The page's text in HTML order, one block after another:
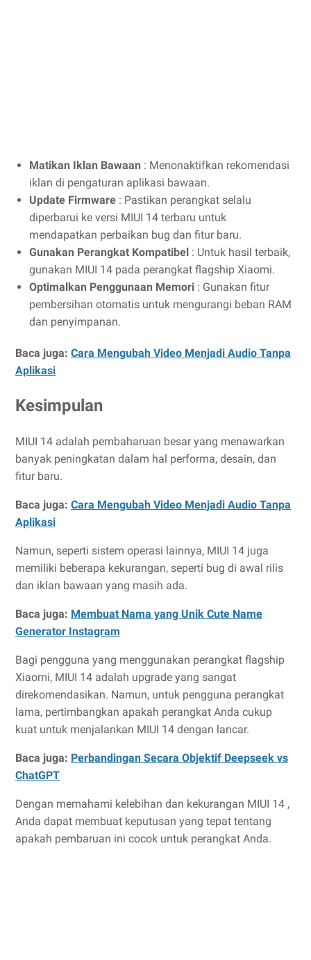
Matikan Iklan Bawaan : Menonaktifkan rekomendasi
iklan di pengaturan aplikasi bawaan.
Update Firmware : Pastikan perangkat selalu
diperbarui ke versi MIUI 14 terbaru untuk
mendapatkan perbaikan bug dan fitur baru.
Gunakan Perangkat Kompatibel : Untuk hasil terbaik,
gunakan MIUI 14 pada perangkat flagship Xiaomi.
Optimalkan Penggunaan Memori : Gunakan fitur
pembersihan otomatis untuk mengurangi beban RAM
dan penyimpanan.
Baca juga: Cara Mengubah Video Menjadi Audio Tanpa
Aplikasi
Kesimpulan
MIUI 14 adalah pembaharuan besar yang menawarkan
banyak peningkatan dalam hal performa, desain, dan
fitur baru.
Baca juga: Cara Mengubah Video Menjadi Audio Tanpa
Aplikasi
Namun, seperti sistem operasi lainnya, MIUI 14 juga
memiliki beberapa kekurangan, seperti bug di awal rilis
dan iklan bawaan yang masih ada.
Baca juga: Membuat Nama yang Unik Cute Name
Generator Instagram
Bagi pengguna yang menggunakan perangkat flagship
Xiaomi, MIUI 14 adalah upgrade yang sangat
direkomendasikan. Namun, untuk pengguna perangkat
lama, pertimbangkan apakah perangkat Anda cukup
kuat untuk menjalankan MIUI 14 dengan lancar.
Baca juga: Perbandingan Secara Objektif Deepseek vs
ChatGPT
Dengan memahami kelebihan dan kekurangan MIUI 14 ,
Anda dapat membuat keputusan yang tepat tentang
apakah pembaruan ini cocok untuk perangkat Anda.